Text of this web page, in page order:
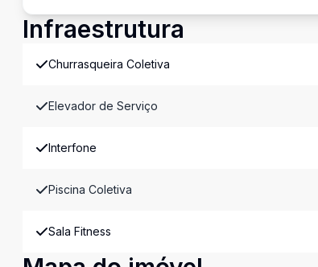
Infraestrutura
Churrasqueira Coletiva
Elevador de Serviço
Interfone
Piscina Coletiva
Sala Fitness